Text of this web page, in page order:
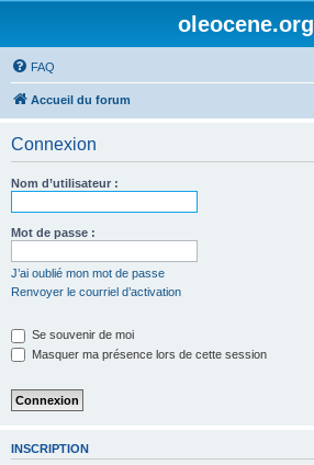
oleocene.org
FAQ
Accueil du forum
Connexion
Nom d’utilisateur :
Mot de passe :
J’ai oublié mon mot de passe
Renvoyer le courriel d’activation
Se souvenir de moi
Masquer ma présence lors de cette session
INSCRIPTION